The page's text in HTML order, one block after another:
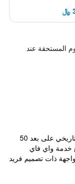
المستحقة عند
يقع فندق Fahrenheit في وسط مدينة غدانسك التاريخي على بعد 50
خدمة واي فاي
ذات تصميم فريد